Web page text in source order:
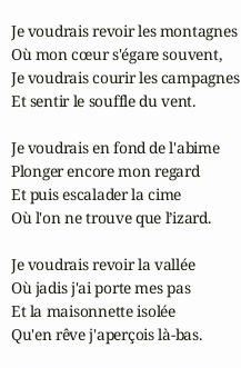
Je voudrais revoir les montagnes
Où mon cœur s'égare souvent,
Je voudrais courir les campagnes
Et sentir le souffle du vent.
Je voudrais en fond de l'abime
Plonger encore mon regard
Et puis escalader la cime
Où l'on ne trouve que l’izard.
Je voudrais revoir la vallée
Où jadis j'ai porte mes pas
Et la maisonnette isolée
Qu'en rêve j'aperçois là-bas.